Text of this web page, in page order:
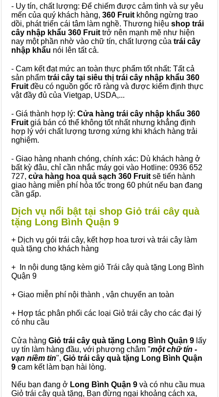
- Uy tín, chất lượng: Để chiếm được cảm tình và sự yêu
mến của quý khách hàng, 360 Fruit không ngừng trao
dồi, phát triển cái tâm làm nghề. Thương hiệu shop trái
cây nhập khẩu 360 Fruit trở nên mạnh mẽ như hiện
nay một phần nhờ vào chữ tín, chất lượng của trái cây
nhập khẩu nói lên tất cả.
- Cam kết đạt mức an toàn thực phẩm tốt nhất: Tất cả
sản phẩm trái cây tại siêu thị trái cây nhập khẩu 360
Fruit đều có nguồn gốc rõ ràng và được kiểm định thực
vật đầy đủ của Vietgap, USDA,...
- Giá thành hợp lý: Cửa hàng trái cây nhập khẩu 360
Fruit giá bán có thể không tốt nhất nhưng khẳng định
hợp lý với chất lượng tương xứng khi khách hàng trải
nghiệm.
- Giao hàng nhanh chóng, chính xác: Dù khách hàng ở
bất kỳ đâu, chỉ cần nhắc máy gọi vào Hotline: 0936 652
727, cửa hàng hoa quả sạch 360 Fruit sẽ tiến hành
giao hàng miễn phí hỏa tốc trong 60 phút nếu bạn đang
cần gấp.
Dịch vụ nổi bật tại shop Giỏ trái cây quà
tặng Long Bình Quận 9
+ Dịch vụ gói trái cây, kết hợp hoa tươi và trái cây làm
quà tặng cho khách hàng
+ In nội dung tặng kèm giỏ Trái cây quà tặng Long Bình
Quận 9
+ Giao miễn phí nội thành , vận chuyển an toàn
+ Hợp tác phân phối các loại Giỏ trái cây cho các đại lý
có nhu cầu
Cửa hàng Giỏ trái cây quà tặng Long Bình Quận 9 lấy
uy tín làm hàng đầu, với phương châm "một chữ tín -
vạn niềm tin", Giỏ trái cây quà tặng Long Bình Quận
9 cam kết làm bạn hài lòng.
Nếu bạn đang ở Long Bình Quận 9 và có nhu cầu mua
Giỏ trái cây quà tặng, Bạn đừng ngại khoảng cách xa,